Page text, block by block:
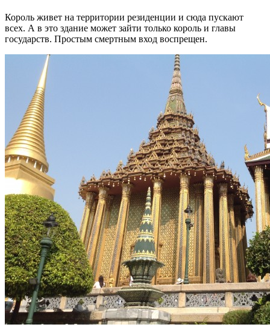
Король живет на территории резиденции и сюда пускают
всех. А в это здание может зайти только король и главы
государств. Простым смертным вход воспрещен.